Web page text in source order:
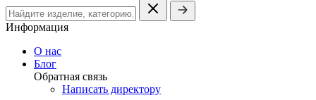
Информация
О нас
Блог
Обратная связь
Написать директору